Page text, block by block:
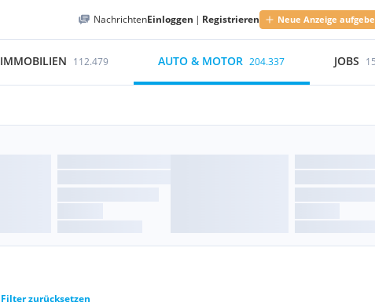
NachrichtenEinloggen | Registrieren Neue Anzeige
IMMOBILIEN 112.479 AUTO & MOTOR 204.337 JOBS
Filter zurücksetzen